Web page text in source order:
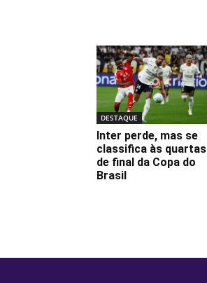
DESTAQUE
Inter perde, mas se
classifica às quartas
de final da Copa do
Brasil